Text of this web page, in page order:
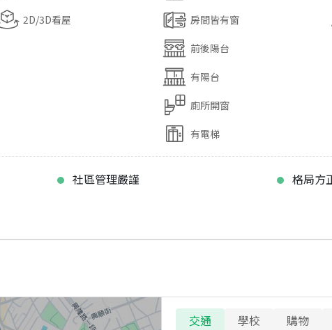
2D/3D看屋 房間皆有窗
前後陽台
有陽台
廁所開窗
有電梯
社區管理嚴謹
格局方
交通 學校
購物